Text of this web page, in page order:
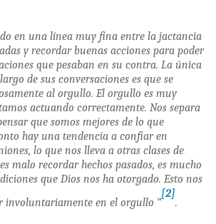
en una línea muy fina entre la jactancia
y recordar buenas acciones para poder
que pesaban en su contra. La única
de sus conversaciones es que se
al orgullo. El orgullo es muy
actuando correctamente. Nos separa
que somos mejores de lo que
hay una tendencia a confiar en
lo que nos lleva a otras clases de
malo recordar hechos pasados, es mucho
que Dios nos ha otorgado. Esto nos
involuntariamente en el orgullo ”
[2]
.